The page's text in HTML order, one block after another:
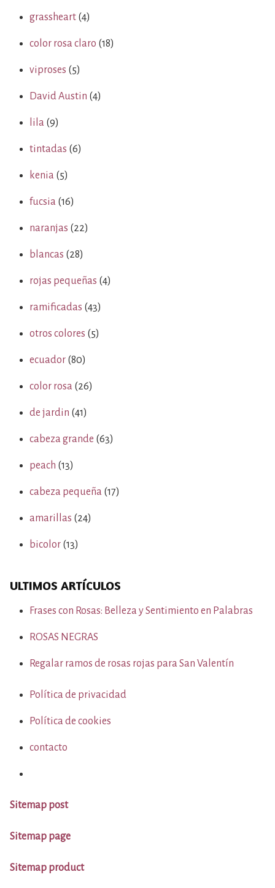
grassheart (4)
color rosa claro (18)
viproses (5)
David Austin (4)
lila (9)
tintadas (6)
kenia (5)
fucsia (16)
naranjas (22)
blancas (28)
rojas pequeñas (4)
ramificadas (43)
otros colores (5)
ecuador (80)
color rosa (26)
de jardin (41)
cabeza grande (63)
peach (13)
cabeza pequeña (17)
amarillas (24)
bicolor (13)
ULTIMOS ARTÍCULOS
Frases con Rosas: Belleza y Sentimiento en Palabras
ROSAS NEGRAS
Regalar ramos de rosas rojas para San Valentín
Política de privacidad
Política de cookies
contacto
Sitemap post
Sitemap page
Sitemap product